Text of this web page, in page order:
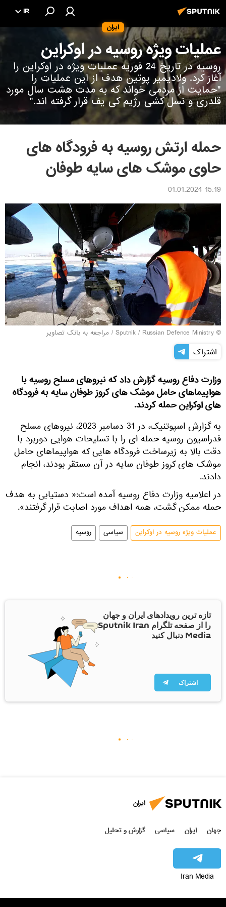
ایران
IR
عملیات ویژه روسیه در اوکراین
روسیه در تاریخ 24 فوریه عملیات ویژه در اوکراین را
آغاز کرد. ولادیمیر پوتین هدف از این عملیات را
"حمایت از مردمی خواند که به مدت هشت سال مورد
قلدری و نسل کشی رژیم کی یف قرار گرفته اند."
حمله ارتش روسیه به فرودگاه های
حاوی موشک های سایه طوفان
15:19 01.01.2024
© Sputnik / Russian Defence Ministry
/ مراجعه به بانک تصاویر
اشتراک
وزارت دفاع روسیه گزارش داد که نیروهای مسلح روسیه با
هواپیماهای حامل موشک های کروز طوفان سایه به فرودگاه
های اوکراین حمله کردند.
به گزارش اسپوتنیک، در 31 دسامبر 2023، نیروهای مسلح
فدراسیون روسیه حمله ای را با تسلیحات هوایی دوربرد با
دقت بالا به زیرساخت فرودگاه هایی که هواپیماهای حامل
موشک های کروز طوفان سایه در آن مستقر بودند، انجام
دادند.
در اعلامیه وزارت دفاع روسیه آمده است:« دستیابی به هدف
حمله ممکن گشت، همه اهداف مورد اصابت قرار گرفتند».
عملیات ویژه روسیه در اوکراین سیاسی روسیه
تازه ترین رویدادهای ایران و جهان
را از صفحه تلگرام Sputnik Iran
Media دنبال کنید
اشتراک
ایران
جهان ایران سیاسی گزارش و تحلیل
Iran Media